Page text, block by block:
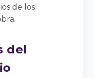
de los
del